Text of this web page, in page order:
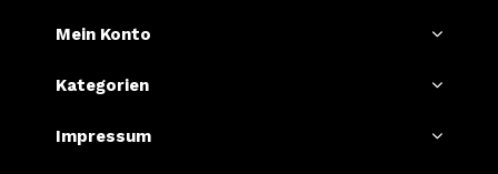
Mein Konto
Kategorien
Impressum